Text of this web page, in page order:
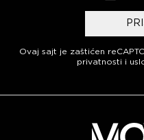
Ovaj sajt je zaštićen
privatnosti i